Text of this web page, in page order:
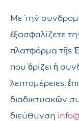
Μὲ τὴν
ἐξασφαλίζετε
πλατφόρμα τῆς
ποὺ ὁρίζει ἡ
λεπτομέρειες,
διαδικτυακῶν
διεύθυνση